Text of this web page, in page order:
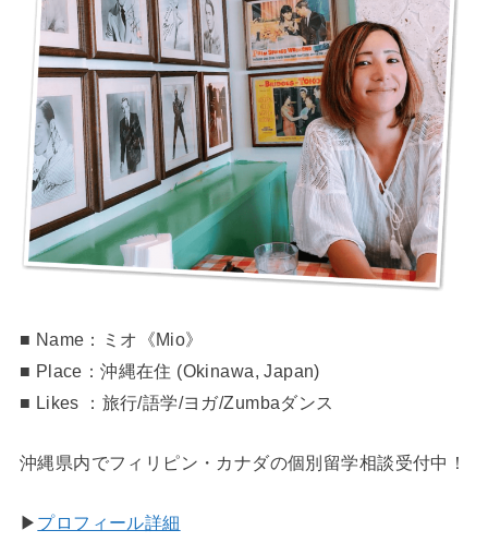
■ Name：ミオ《Mio》
■ Place：沖縄在住 (Okinawa, Japan)
■ Likes ：旅行/語学/ヨガ/Zumbaダンス
沖縄県内でフィリピン・カナダの個別留学相談受付中！
▶︎ プロフィール詳細